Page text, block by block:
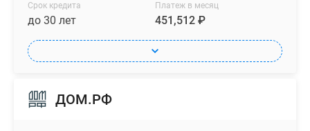
Срок кредита
до 30 лет
Платеж в месяц
451,512 ₽
ДОМ.РФ